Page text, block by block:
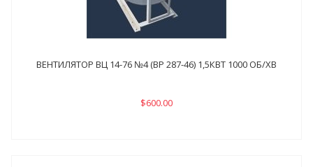
ВЕНТИЛЯТОР ВЦ 14-76 №4 (ВР 287-46) 1,5КВТ 1000 ОБ/ХВ
$600.00